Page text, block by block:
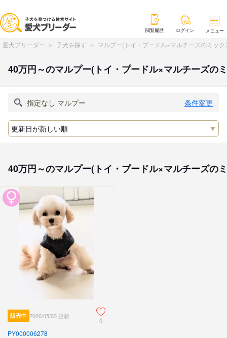
閲覧履歴 ログイン メニュー
愛犬ブリーダー 子犬を探す マルプー(トイ・プードル×マルチーズのミッ
40万円～のマルプー(トイ・プードル×マルチーズの
条件変更
40万円～のマルプー(トイ・プードル×マルチーズの
販売中 2026/05/03 更新
0
PY000006278